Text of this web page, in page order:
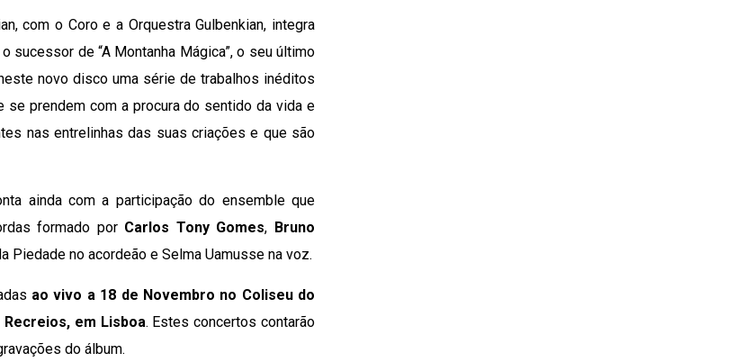
com o Coro e a Orquestra Gulbenkian, integra
de “A Montanha Mágica”, o seu último
novo disco uma série de trabalhos inéditos
prendem com a procura do sentido da vida e
nas entrelinhas das suas criações e que são
ainda com a participação do ensemble que
formado por Carlos Tony Gomes, Bruno
Piedade no acordeão e Selma Uamusse na voz.
ao vivo a 18 de Novembro no Coliseu do
em Lisboa. Estes concertos contarão
do álbum.